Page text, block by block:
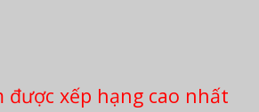
được xếp hạng cao nhất